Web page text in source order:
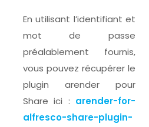
En utilisant l’identifiant et
mot de passe
préalablement fournis,
vous pouvez récupérer le
plugin arender pour
Share ici : arender-for-
alfresco-share-plugin-